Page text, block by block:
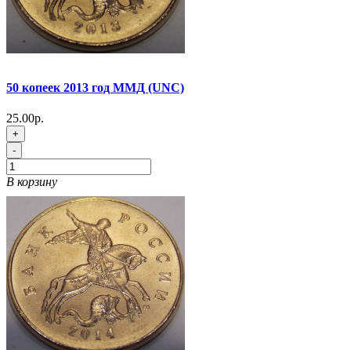
50 копеек 2013 год ММД (UNC)
25.00р.
+
-
В корзину